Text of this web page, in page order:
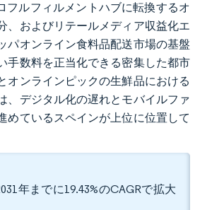
フルフィルメントハブに転換するオ
、およびリテールメディア収益化エ
パオンライン食料品配送市場の基盤
手数料を正当化できる密集した都市
オンラインピックの生鮮品における
、デジタル化の遅れとモバイルファ
めているスペインが上位に位置して
年までに19.43%のCAGRで拡大